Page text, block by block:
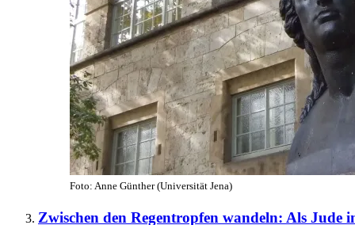
Foto: Anne Günther (Universität Jena)
Zwischen den Regentropfen wandeln: Als Jude